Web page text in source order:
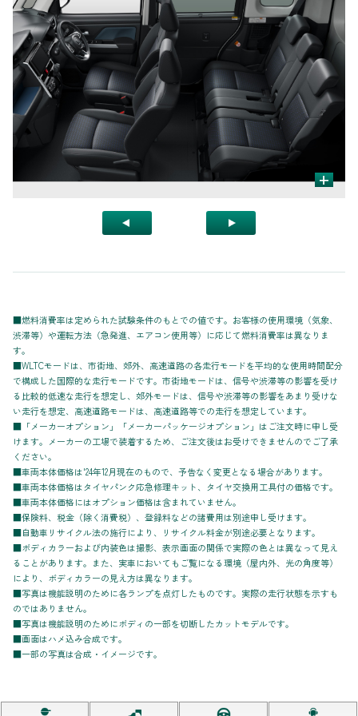
+
■燃料消費率は定められた試験条件のもとでの値です。お客様の使用環境（気象、
渋滞等）や運転方法（急発進、エアコン使用等）に応じて燃料消費率は異なりま
す。
■WLTCモードは、市街地、郊外、高速道路の各走行モードを平均的な使用時間配分
で構成した国際的な走行モードです。市街地モードは、信号や渋滞等の影響を受け
る比較的低速な走行を想定し、郊外モードは、信号や渋滞等の影響をあまり受けな
い走行を想定、高速道路モードは、高速道路等での走行を想定しています。
■「メーカーオプション」「メーカーパッケージオプション」はご注文時に申し受
けます。メーカーの工場で装着するため、ご注文後はお受けできませんのでご了承
ください。
■車両本体価格は'24年12月現在のもので、予告なく変更となる場合があります。
■車両本体価格はタイヤパンク応急修理キット、タイヤ交換用工具付の価格です。
■車両本体価格にはオプション価格は含まれていません。
■保険料、税金（除く消費税）、登録料などの諸費用は別途申し受けます。
■自動車リサイクル法の施行により、リサイクル料金が別途必要となります。
■ボディカラーおよび内装色は撮影、表示画面の関係で実際の色とは異なって見え
ることがあります。また、実車においてもご覧になる環境（屋内外、光の角度等）
により、ボディカラーの見え方は異なります。
■写真は機能説明のために各ランプを点灯したものです。実際の走行状態を示すも
のではありません。
■写真は機能説明のためにボディの一部を切断したカットモデルです。
■画面はハメ込み合成です。
■一部の写真は合成・イメージです。